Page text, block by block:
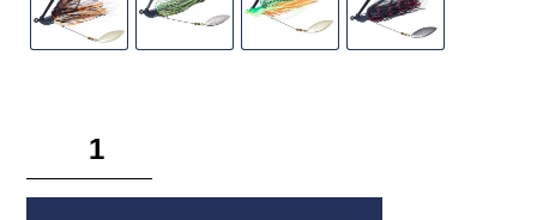
quantité
Hoverjig